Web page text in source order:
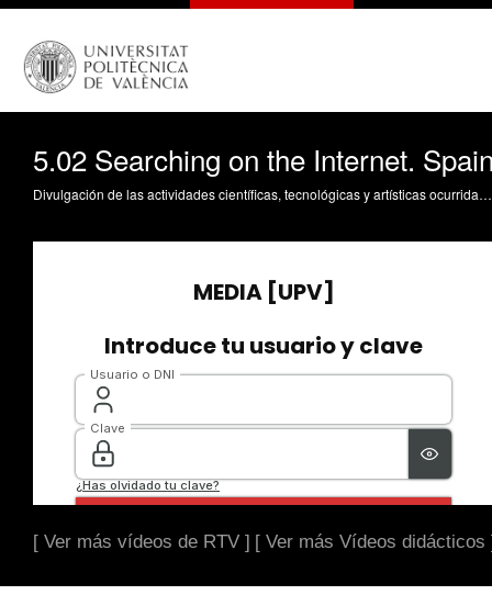
5.02 Searching on the Internet.
Divulgación de las actividades científicas, tecnológicas y artísticas ocurridas en los tres campus de la UPV
[ Ver más vídeos de RTV ] [ Ver más Vídeos didácticos